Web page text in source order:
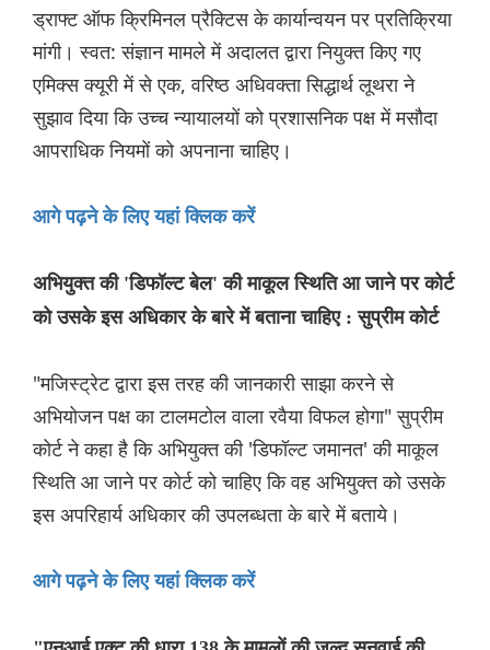
ड्राफ्ट ऑफ क्रिमिनल प्रैक्टिस के कार्यान्वयन पर प्रतिक्रिया
मांगी। स्वत: संज्ञान मामले में अदालत द्वारा नियुक्त किए गए
एमिक्स क्यूरी में से एक, वरिष्ठ अधिवक्ता सिद्धार्थ लूथरा ने
सुझाव दिया कि उच्च न्यायालयों को प्रशासनिक पक्ष में मसौदा
आपराधिक नियमों को अपनाना चाहिए।
आगे पढ़ने के लिए यहां क्लिक करें
अभियुक्त की 'डिफॉल्ट बेल' की माकूल स्थिति आ जाने पर कोर्ट
को उसके इस अधिकार के बारे में बताना चाहिए : सुप्रीम कोर्ट
"मजिस्ट्रेट द्वारा इस तरह की जानकारी साझा करने से
अभियोजन पक्ष का टालमटोल वाला रवैया विफल होगा" सुप्रीम
कोर्ट ने कहा है कि अभियुक्त की 'डिफॉल्ट जमानत' की माकूल
स्थिति आ जाने पर कोर्ट को चाहिए कि वह अभियुक्त को उसके
इस अपरिहार्य अधिकार की उपलब्धता के बारे में बताये।
आगे पढ़ने के लिए यहां क्लिक करें